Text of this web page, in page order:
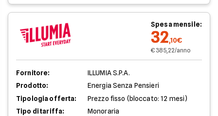
Spesa mensile:
32,10€
€ 385,22/anno
Fornitore:
ILLUMIA S.P.A.
Prodotto:
Energia Senza Pensieri
Tipologia offerta:
Prezzo fisso (bloccato: 12 mesi)
Tipo di tariffa:
Monoraria